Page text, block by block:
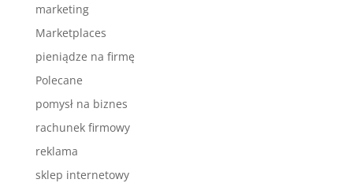
marketing
Marketplaces
pieniądze na firmę
Polecane
pomysł na biznes
rachunek firmowy
reklama
sklep internetowy